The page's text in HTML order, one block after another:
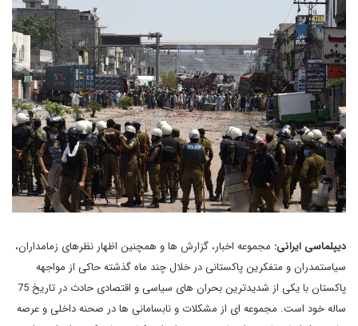
دیپلماسی ایرانی: مجموعه اخبار، گزارش ها و همچنین اظهار نظرهای زمامداران،
سیاستمدران و متفکرین پاکستانی در خلال چند ماه گذشته حاکی از مواجهه
پاکستان با یکی از شدیدترین بحران های سیاسی و اقتصادی حادث در تاریخ 75
ساله خود است. مجموعه ای از مشکلات و نابسامانی ها در صحنه داخلی و عرصه